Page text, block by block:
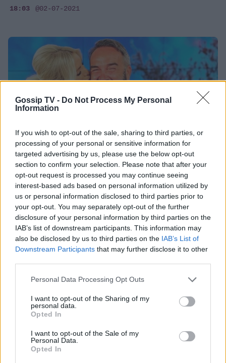
Gossip TV - Do Not Process My Personal
Information
If you wish to opt-out of the sale, sharing to third parties, or
processing of your personal or sensitive information for
targeted advertising by us, please use the below opt-out
section to confirm your selection. Please note that after your
opt-out request is processed you may continue seeing
interest-based ads based on personal information utilized by
us or personal information disclosed to third parties prior to
your opt-out. You may separately opt-out of the further
disclosure of your personal information by third parties on the
IAB’s list of downstream participants. This information may
also be disclosed by us to third parties on the IAB’s List of
Downstream Participants that may further disclose it to other
Personal Data Processing Opt Outs
I want to opt-out of the Sharing of my
personal data.
Opted In
I want to opt-out of the Sale of my
Personal Data.
Opted In
18:03 @02-07-2021
SHOWBIZ
Ευτυχείτε: Συγκίνησε ο Γκουντάρας στο
φινάλε της εκπομπής: «Έκλεισε μία
υπέροχη διετία»
17:42 @02-07-2021